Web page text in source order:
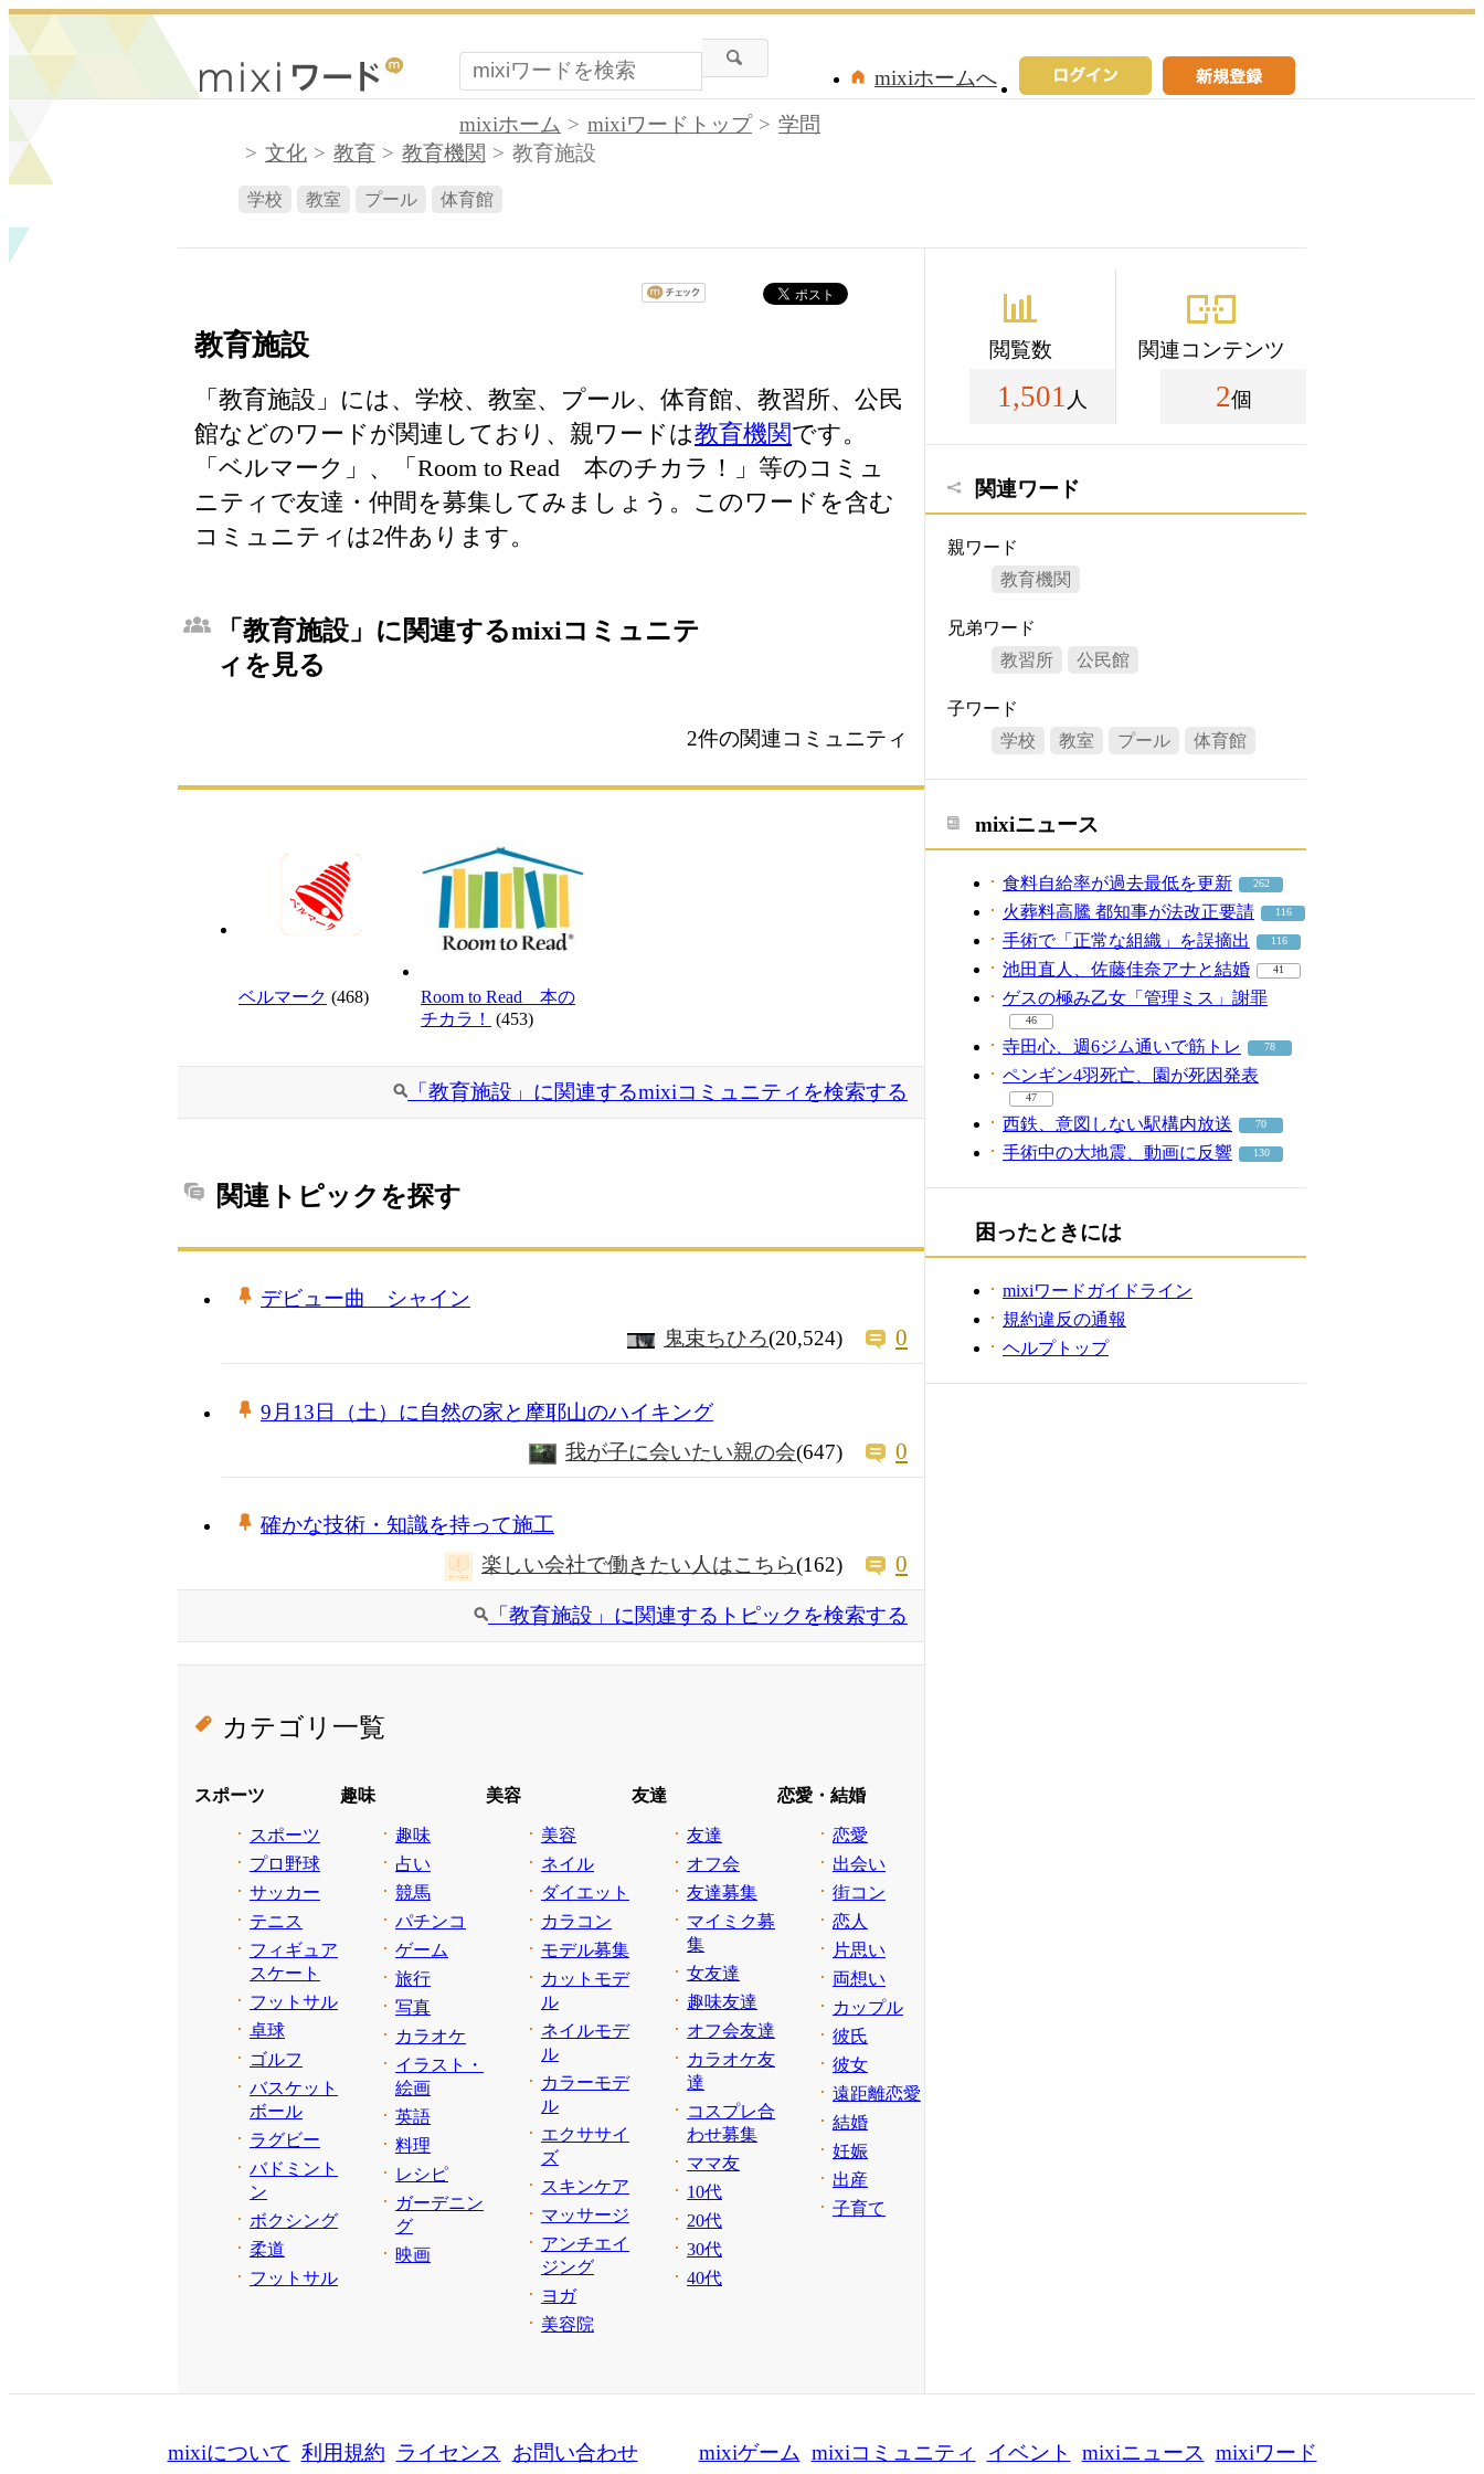
mixiホームへ
mixiホーム
mixiワードトップ
学問
文化
教育 教育機関 教育施設
学校 教室 プール 体育館
教育施設
「教育施設」には、学校、教室、プール、体育館、教習所、公民
館などのワードが関連しており、親ワードは教育機関です。
「ベルマーク」、「Room to Read 本のチカラ！」等のコミュ
ニティで友達・仲間を募集してみましょう。このワードを含む
コミュニティは2件あります。
「教育施設」に関連するmixiコミュニテ
ィを見る
2件の関連コミュニティ
ベルマーク (468)
Room to Read 本の
チカラ！
(453)
「教育施設」に関連するmixiコミュニティを検索する
関連トピックを探す
デビュー曲 シャイン
鬼束ちひろ(20,524) 0
9月13日（土）に自然の家と摩耶山のハイキング
我が子に会いたい親の会(647) 0
確かな技術・知識を持って施工
楽しい会社で働きたい人はこちら(162) 0
「教育施設」に関連するトピックを検索する
カテゴリ一覧
スポーツ
スポーツ
プロ野球
サッカー
テニス
フィギュア
スケート
フットサル
卓球
ゴルフ
バスケット
ボール
ラグビー
バドミント
ン
ボクシング
柔道
フットサル
趣味
趣味
占い
競馬
パチンコ
ゲーム
旅行
写真
カラオケ
イラスト・
絵画
英語
料理
レシピ
ガーデニン
グ
映画
美容
美容
ネイル
ダイエット
カラコン
モデル募集
カットモデ
ル
ネイルモデ
ル
カラーモデ
ル
エクササイ
ズ
スキンケア
マッサージ
アンチエイ
ジング
ヨガ
美容院
友達
友達
オフ会
友達募集
マイミク募
集
女友達
趣味友達
オフ会友達
カラオケ友
達
コスプレ合
わせ募集
ママ友
10代
20代
30代
40代
恋愛・結婚
恋愛
出会い
街コン
恋人
片思い
両想い
カップル
彼氏
彼女
遠距離恋愛
結婚
妊娠
出産
子育て
閲覧数
1,501 人
関連コンテンツ
2個
関連ワード
親ワード
教育機関
兄弟ワード
教習所
公民館
子ワード
学校
教室 プール 体育館
mixiニュース
食料自給率が過去最低を更新 262
火葬料高騰 都知事が法改正要請 116
手術で「正常な組織」を誤摘出 116
池田直人、佐藤佳奈アナと結婚 41
ゲスの極み乙女「管理ミス」謝罪
46
寺田心、週6ジム通いで筋トレ 78
ペンギン4羽死亡、園が死因発表
47
西鉄、意図しない駅構内放送 70
手術中の大地震、動画に反響 130
困ったときには
mixiワードガイドライン
規約違反の通報
ヘルプトップ
mixiについて 利用規約 ライセンス お問い合わせ mixiゲーム mixiコミュニティ イベント mixiニュース mixiワード